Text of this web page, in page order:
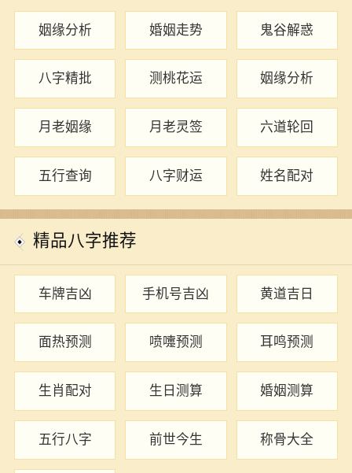
姻缘分析 婚姻走势 鬼谷解惑
八字精批 测桃花运 姻缘分析
月老姻缘 月老灵签 六道轮回
五行查询 八字财运 姓名配对
精品八字推荐
车牌吉凶 手机号吉凶 黄道吉日
面热预测 喷嚏预测 耳鸣预测
生肖配对 生日测算 婚姻测算
五行八字 前世今生 称骨大全